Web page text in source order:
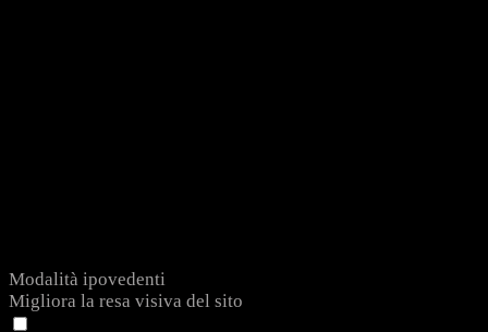
Modalità ipovedenti
Migliora la resa visiva del sito